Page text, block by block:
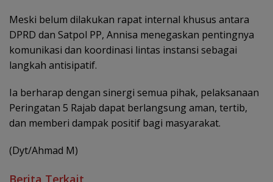
Meski belum dilakukan rapat internal khusus antara
DPRD dan Satpol PP, Annisa menegaskan pentingnya
komunikasi dan koordinasi lintas instansi sebagai
langkah antisipatif.
Ia berharap dengan sinergi semua pihak, pelaksanaan
Peringatan 5 Rajab dapat berlangsung aman, tertib,
dan memberi dampak positif bagi masyarakat.
(Dyt/Ahmad M)